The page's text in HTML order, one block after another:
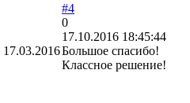
17.03.2016
#4
0
17.10.2016 18:45:44
Большое спасибо!
Классное решение!